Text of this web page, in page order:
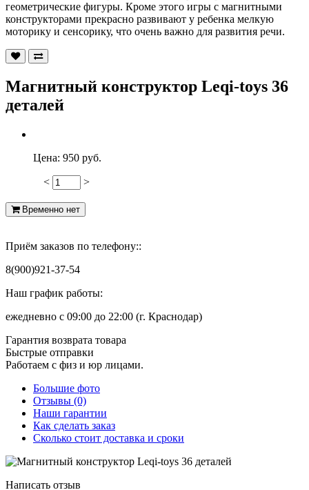
геометрические фигуры. Кроме этого игры с магнитными
конструкторами прекрасно развивают у ребенка мелкую
моторику и сенсорику, что очень важно для развития речи.
Магнитный конструктор Leqi-toys 36
деталей
Цена: 950 руб.
< >
Временно нет
Приём заказов по телефону::
8(900)921-37-54
Наш график работы:
ежедневно с 09:00 до 22:00 (г. Краснодар)
Гарантия возврата товара
Быстрые отправки
Работаем с физ и юр лицами.
Большие фото
Отзывы (0)
Наши гарантии
Как сделать заказ
Сколько стоит доставка и сроки
Написать отзыв